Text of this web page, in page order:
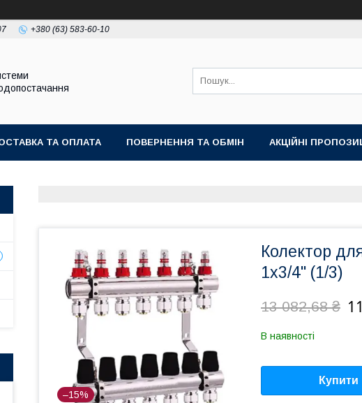
+380 (63) 583-60-10
ТА ОПЛАТА ПОВЕРНЕННЯ ТА ОБМІН АКЦІЙНІ
–15%
Колектор
1х3/4" (1/3)
13 082,68 ₴
В наявності
Купити